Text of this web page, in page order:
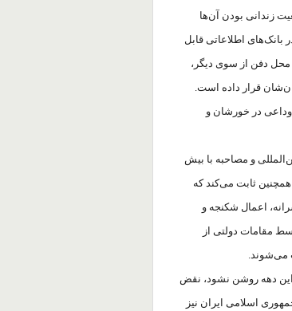
زندانی بودن آن‌ها
اطلاعاتی قابل
محل دفن از سوی دیگر،
قرار داده است.
وداعی در خورشان و
و مصاحبه با بیش
همچنین ثابت می‌کند که
اعمال شکنجه و
مقامات دولتی از
می‌شوند.
این دهه روشن نشود، نقض
اسلامی ایران نیز